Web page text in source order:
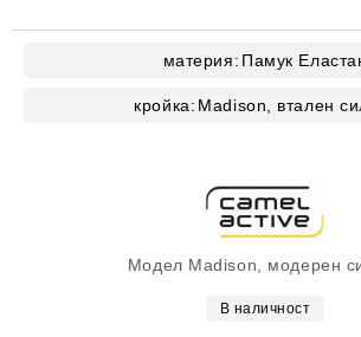
Модел Madison, модерен
В наличност
материя: Памук
кройка: Madison, втален